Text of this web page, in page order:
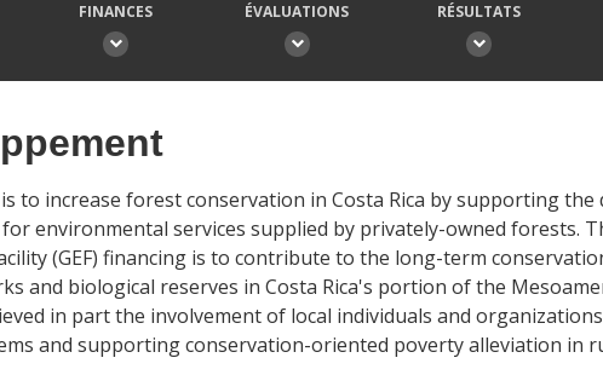
FINANCES ÉVALUATIONS RÉSULTATS
to increase forest conservation in Costa Rica by supporting
environmental services supplied by privately-owned forests.
(GEF) financing is to contribute to the long-term
and biological reserves in Costa Rica's portion of the
in part the involvement of local individuals and
and supporting conservation-oriented poverty alleviation in